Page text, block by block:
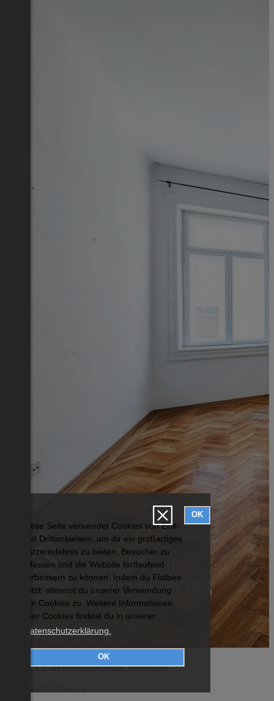
Diese Seite verwendet Cookies von Erst-
und Drittanbietern, um dir ein großartiges
Nutzererlebnis zu bieten, Besucher zu
erfassen und die Website fortlaufend
verbessern zu können. Indem du Flatbee
nutzt, stimmst du unserer Verwendung
von Cookies zu. Weitere Informationen
über Cookies findest du in unserer
Datenschutzerklärung.
OK
OK
Wien 15.,Rudolfsheim-Fünfhaus